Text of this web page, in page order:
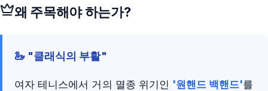
왜 주목해야 하는가?
🦢 "클래식의 부활"
여자 테니스에서 거의 멸종 위기인 '원핸드 백핸드'를